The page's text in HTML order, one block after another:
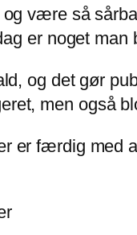
være så
er noget man
og det gør
men også
er færdig med